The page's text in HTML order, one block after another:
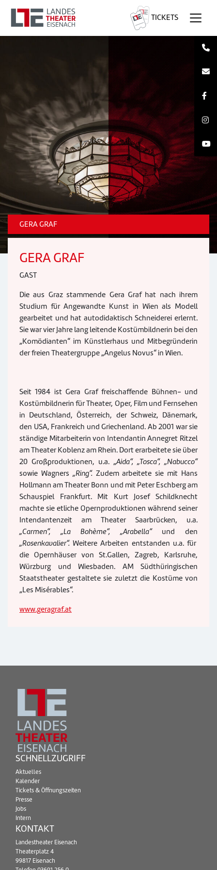
TICKETS
GERA GRAF
GERA GRAF
GAST
Die aus Graz stammende Gera Graf hat nach ihrem
Studium für Angewandte Kunst in Wien als Modell
gearbeitet und hat autodidaktisch Schneiderei erlernt.
Sie war vier Jahre lang leitende Kostümbildnerin bei den
„Komödianten“ im Künstlerhaus und Mitbegründerin
der freien Theatergruppe „Angelus Novus“ in Wien.
Seit 1984 ist Gera Graf freischaffende Bühnen- und
Kostümbildnerin für Theater, Oper, Film und Fernsehen
in Deutschland, Österreich, der Schweiz, Dänemark,
den USA, Frankreich und Griechenland. Ab 2001 war sie
ständige Mitarbeiterin von Intendantin Annegret Ritzel
am Theater Koblenz am Rhein. Dort erarbeitete sie über
20 Großproduktionen, u.a. „Aida“, „Tosca“, „Nabucco“
sowie Wagners „Ring“.Zudem arbeitete sie mit Hans
Hollmann am Theater Bonn und mit Peter Eschberg am
Schauspiel Frankfurt. Mit Kurt Josef Schildknecht
machte sie etliche Opernproduktionen während seiner
Intendantenzeit am Theater Saarbrücken, u.a.
„Carmen“, „La Bohème“, „Arabella“ und den
„Rosenkavalier“.Weitere Arbeiten entstanden u.a. für
die Opernhäuser von St.Gallen, Zagreb, Karlsruhe,
Würzburg und Wiesbaden. AM Südthüringischen
Staatstheater gestaltete sie zuletzt die Kostüme von
„Les Misérables“.
www.geragraf.at
SCHNELLZUGRIFF
Aktuelles
Kalender
Tickets & Öffnungszeiten
Presse
Jobs
Intern
KONTAKT
Landestheater Eisenach
Theaterplatz 4
99817 Eisenach